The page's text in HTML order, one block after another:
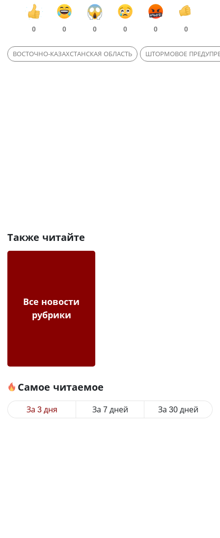
0 0 0 0 0 0
ВОСТОЧНО-КАЗАХСТАНСКАЯ ОБЛАСТЬ ШТОРМОВОЕ
Также читайте
Все новости
рубрики
Самое читаемое
За 3 дня За 7 дней За 30 дней